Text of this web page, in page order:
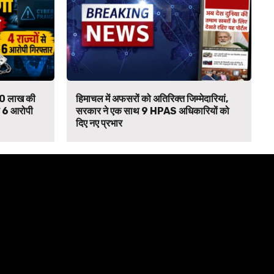
लाख की
6 आरोपी
हिमाचल में अफसरों को अतिरिक्त जिम्मेदारियां,
सरकार ने एक साथ 9 HPAS अधिकारियों को
दिए नए प्रभार